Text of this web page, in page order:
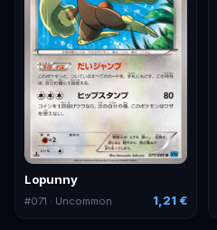
Lopunny
#071 · Uncommon 1,21 €